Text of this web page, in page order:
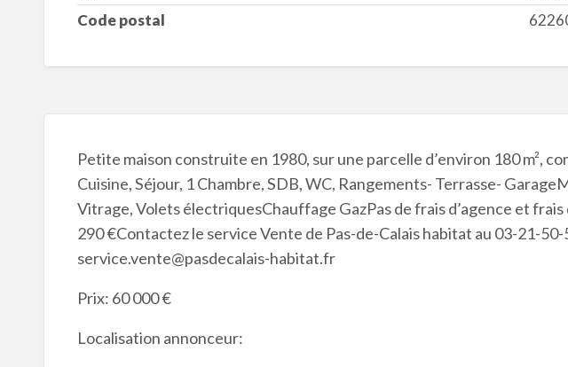
Code postal
Petite maison construite en 1980, sur une parcelle d’environ 180 m²,
Cuisine, Séjour, 1 Chambre, SDB, WC, Rangements- Terrasse-
Vitrage, Volets électriquesChauffage GazPas de frais d’agence et
290 €Contactez le service Vente de Pas-de-Calais habitat au 03-21-50-
service.vente@pasdecalais-habitat.fr
Prix: 60 000 €
Localisation annonceur: